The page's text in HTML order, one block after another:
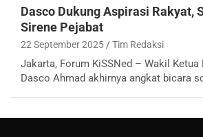
Dasco Dukung Aspirasi Rakyat,
Sirene Pejabat
22 September 2025 Tim Redaksi
Jakarta, Forum KiSSNed – Wakil Ketua
Dasco Ahmad akhirnya angkat bicara